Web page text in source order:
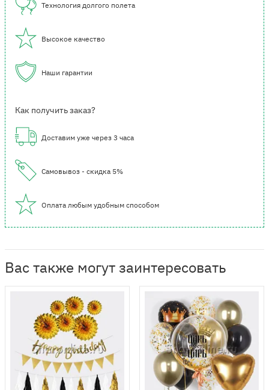
Технология долгого полета
Высокое качество
Наши гарантии
Как получить заказ?
Доставим уже через 3 часа
Самовывоз - скидка 5%
Оплата любым удобным способом
Вас также могут заинтересовать